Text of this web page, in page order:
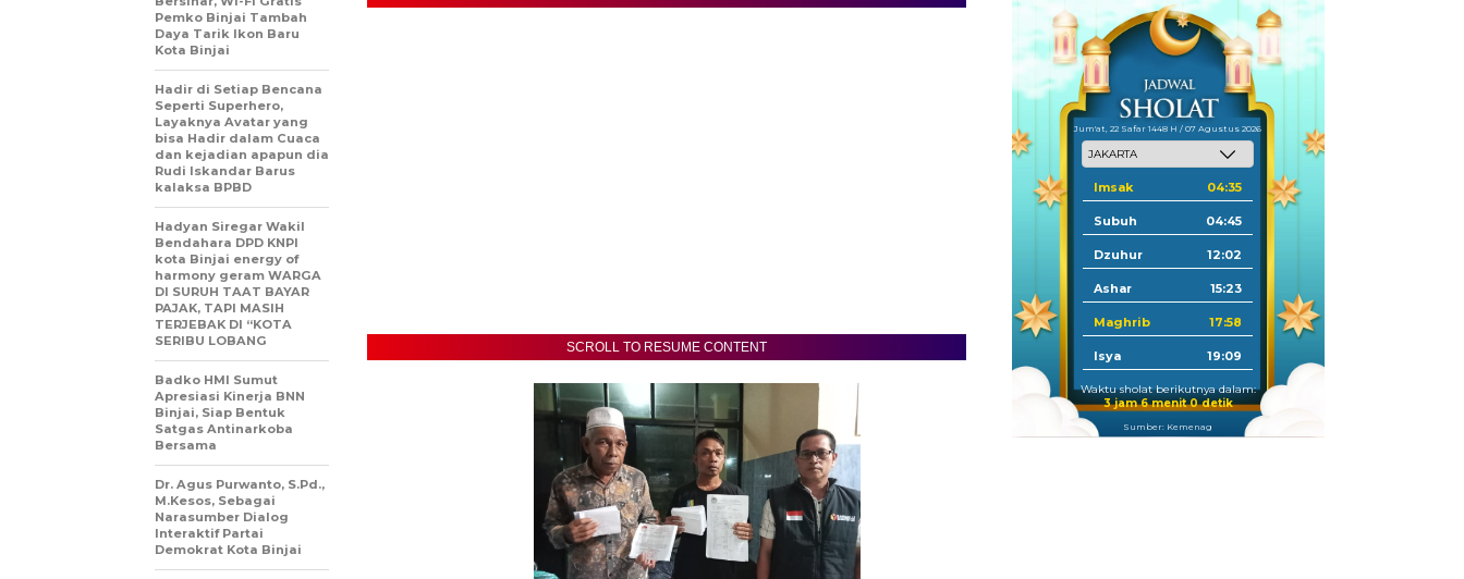
SCROLL TO RESUME CONTENT
Pemko Binjai Tambah
Daya Tarik Ikon Baru
Kota Binjai
Hadir di Setiap Bencana
Seperti Superhero,
Layaknya Avatar yang
bisa Hadir dalam Cuaca
dan kejadian apapun dia
Rudi Iskandar Barus
kalaksa BPBD
Hadyan Siregar Wakil
Bendahara DPD KNPI
kota Binjai energy of
harmony geram WARGA
DI SURUH TAAT BAYAR
PAJAK, TAPI MASIH
TERJEBAK DI “KOTA
SERIBU LOBANG
Badko HMI Sumut
Apresiasi Kinerja BNN
Binjai, Siap Bentuk
Satgas Antinarkoba
Bersama
Dr. Agus Purwanto, S.Pd.,
M.Kesos, Sebagai
Narasumber Dialog
Interaktif Partai
Demokrat Kota Binjai
Jum'at, 22 Safar 1448 H / 07 Agustus 2026
Imsak 04:35
Subuh 04:45
Dzuhur 12:02
Ashar 15:23
Maghrib 17:58
Isya 19:09
Waktu sholat berikutnya dalam:
3 jam 5 menit 59 detik
Sumber: Kemenag